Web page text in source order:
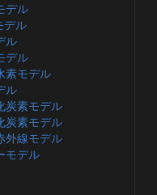
デル
デル
ル
デル
素モデル
ル
炭素モデル
炭素モデル
外線モデル
モデル